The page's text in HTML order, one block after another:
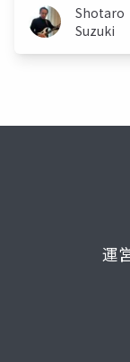
Shotaro
Suzuki
運